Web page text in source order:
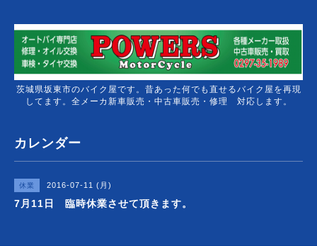
茨城県坂東市のバイク屋です。昔あった何でも直せるバイク屋を再現
してます。全メーカ新車販売・中古車販売・修理 対応します。
カレンダー
休業 2016-07-11 (月)
7月11日 臨時休業させて頂きます。